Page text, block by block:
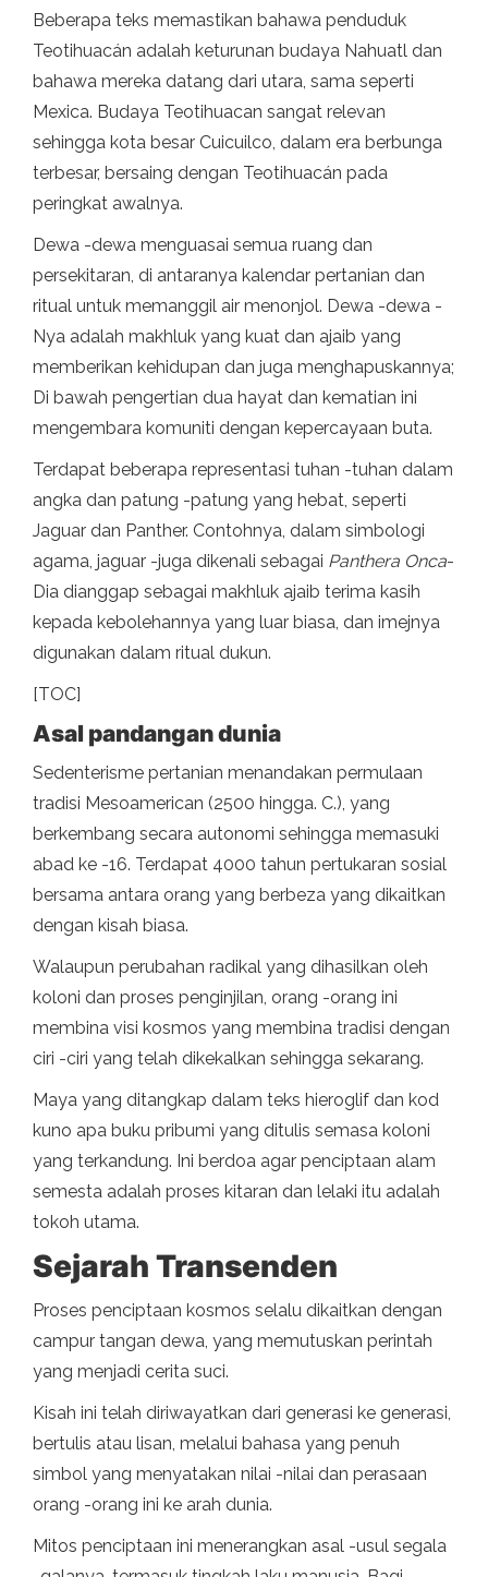
Beberapa teks memastikan bahawa penduduk
Teotihuacán adalah keturunan budaya Nahuatl dan
bahawa mereka datang dari utara, sama seperti
Mexica. Budaya Teotihuacan sangat relevan
sehingga kota besar Cuicuilco, dalam era berbunga
terbesar, bersaing dengan Teotihuacán pada
peringkat awalnya.
Dewa -dewa menguasai semua ruang dan
persekitaran, di antaranya kalendar pertanian dan
ritual untuk memanggil air menonjol. Dewa -dewa -
Nya adalah makhluk yang kuat dan ajaib yang
memberikan kehidupan dan juga menghapuskannya;
Di bawah pengertian dua hayat dan kematian ini
mengembara komuniti dengan kepercayaan buta.
Terdapat beberapa representasi tuhan -tuhan dalam
angka dan patung -patung yang hebat, seperti
Jaguar dan Panther. Contohnya, dalam simbologi
agama, jaguar -juga dikenali sebagai Panthera Onca-
Dia dianggap sebagai makhluk ajaib terima kasih
kepada kebolehannya yang luar biasa, dan imejnya
digunakan dalam ritual dukun.
[TOC]
Asal pandangan dunia
Sedenterisme pertanian menandakan permulaan
tradisi Mesoamerican (2500 hingga. C.), yang
berkembang secara autonomi sehingga memasuki
abad ke -16. Terdapat 4000 tahun pertukaran sosial
bersama antara orang yang berbeza yang dikaitkan
dengan kisah biasa.
Walaupun perubahan radikal yang dihasilkan oleh
koloni dan proses penginjilan, orang -orang ini
membina visi kosmos yang membina tradisi dengan
ciri -ciri yang telah dikekalkan sehingga sekarang.
Maya yang ditangkap dalam teks hieroglif dan kod
kuno apa buku pribumi yang ditulis semasa koloni
yang terkandung. Ini berdoa agar penciptaan alam
semesta adalah proses kitaran dan lelaki itu adalah
tokoh utama.
Sejarah Transenden
Proses penciptaan kosmos selalu dikaitkan dengan
campur tangan dewa, yang memutuskan perintah
yang menjadi cerita suci.
Kisah ini telah diriwayatkan dari generasi ke generasi,
bertulis atau lisan, melalui bahasa yang penuh
simbol yang menyatakan nilai -nilai dan perasaan
orang -orang ini ke arah dunia.
Mitos penciptaan ini menerangkan asal -usul segala